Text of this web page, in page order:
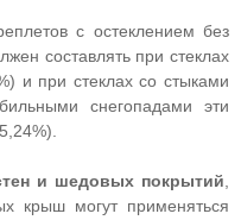
с остеклением без
составлять при стеклах
и при стеклах со стыками
снегопадами эти
и шедовых покрытий
крыш могут применяться